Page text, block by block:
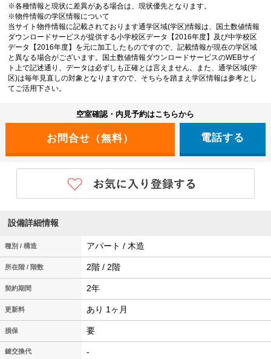
※各種情報と現状に差異がある場合は、現状優先となります。
※物件情報の学区情報について
当サイト物件情報に記載されております通学区域(学区)情報は、国土数値情報
ダウンロードサービスが提供する小学校区データ【2016年度】及び中学校区
データ【2016年度】を元に加工したものですので、記載情報が現在の学区域
と異なる場合がございます。国土数値情報ダウンロードサービスのWEBサイ
ト上で記述通り、データは必ずしも正確とは言えません。また、通学区域(学
区)は毎年見直しの対象となりますので、そちらを踏まえ学区情報は参考とし
てご活用下さい。
空室確認・内見予約はこちらから
電話する
設備詳細情報
種別 / 構造 アパート / 木造
所在階 / 階数 2階 / 2階
契約期間 2年
更新料 あり 1ヶ月
損保 要
鍵交換代 -